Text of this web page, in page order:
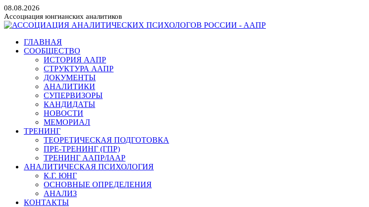
08.08.2026
Ассоциация юнгианских аналитиков
ГЛАВНАЯ
СООБЩЕСТВО
ИСТОРИЯ ААПР
СТРУКТУРА ААПР
ДОКУМЕНТЫ
АНАЛИТИКИ
СУПЕРВИЗОРЫ
КАНДИДАТЫ
НОВОСТИ
МЕМОРИАЛ
ТРЕНИНГ
ТЕОРЕТИЧЕСКАЯ ПОДГОТОВКА
ПРЕ-ТРЕНИНГ (ГПР)
ТРЕНИНГ ААПР/IAAP
АНАЛИТИЧЕСКАЯ ПСИХОЛОГИЯ
К.Г. ЮНГ
ОСНОВНЫЕ ОПРЕДЕЛЕНИЯ
АНАЛИЗ
КОНТАКТЫ